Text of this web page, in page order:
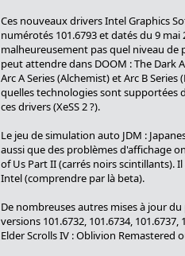
Ces nouveaux drivers Intel Graphics
numérotés 101.6793 et datés du 9 mai
malheureusement pas quel niveau de
peut attendre dans DOOM : The Dark
Arc A Series (Alchemist) et Arc B Series
quelles technologies sont supportées
ces drivers (XeSS 2 ?).
Le jeu de simulation auto JDM :
aussi que des problèmes d'affichage
of Us Part II (carrés noirs scintillants).
Intel (comprendre par là beta).
De nombreuses autres mises à jour
versions 101.6732, 101.6734,
Elder Scrolls IV : Oblivion Remastered